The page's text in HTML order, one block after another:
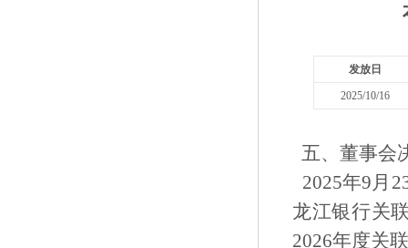
发放日
2025/10/16
五、董事会
2025年9月
龙江银行关
2026年度关